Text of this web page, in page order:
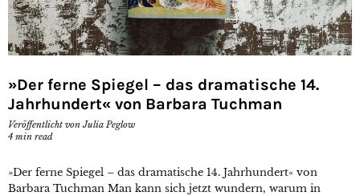
»Der ferne Spiegel – das dramatische 14.
Jahrhundert« von Barbara Tuchman
Veröffentlicht vonJulia Peglow
4 min read
»Der ferne Spiegel – das dramatische 14. Jahrhundert« von
Barbara Tuchman Man kann sich jetzt wundern, warum in